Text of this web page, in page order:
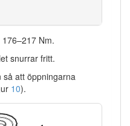
Nm.
snurrar fritt.
så att öppningarna
10).